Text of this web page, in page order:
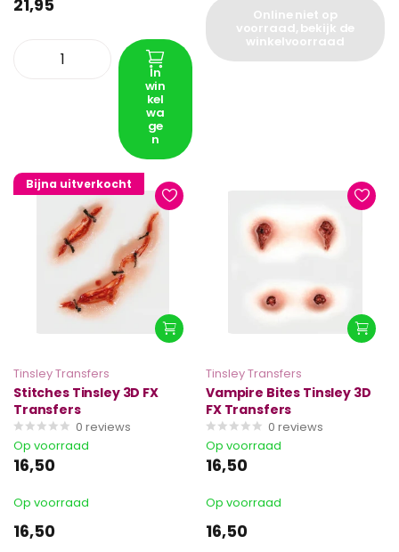
21,95
In
win
kel
wa
ge
n
Online niet op
voorraad, bekijk de
winkelvoorraad
Bijna uitverkocht
Tinsley Transfers
Stitches Tinsley 3D FX
Transfers
0 reviews
Op voorraad
16,50
Op voorraad
16,50
Tinsley Transfers
Vampire Bites Tinsley 3D
FX Transfers
0 reviews
Op voorraad
16,50
Op voorraad
16,50